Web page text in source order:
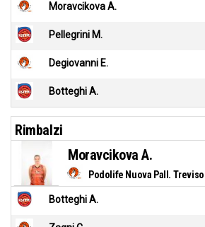
Moravcikova A.
Pellegrini M.
Degiovanni E.
Botteghi A.
Rimbalzi
Podolife Nuova Pall. Treviso
Moravcikova A.
Botteghi A.